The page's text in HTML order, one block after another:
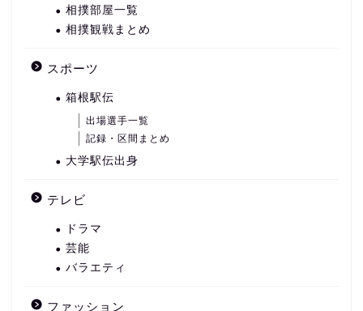
相撲部屋一覧
相撲観戦まとめ
スポーツ
箱根駅伝
出場選手一覧
記録・区間まとめ
大学駅伝出身
テレビ
ドラマ
芸能
バラエティ
ファッション